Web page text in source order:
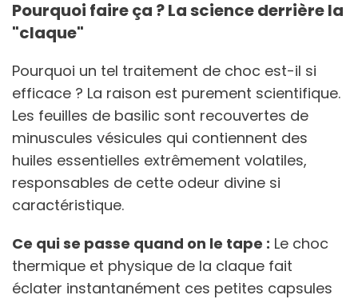
Pourquoi faire ça ? La science derrière la
"claque"
Pourquoi un tel traitement de choc est-il si
efficace ? La raison est purement scientifique.
Les feuilles de basilic sont recouvertes de
minuscules vésicules qui contiennent des
huiles essentielles extrêmement volatiles,
responsables de cette odeur divine si
caractéristique.
Ce qui se passe quand on le tape : Le choc
thermique et physique de la claque fait
éclater instantanément ces petites capsules